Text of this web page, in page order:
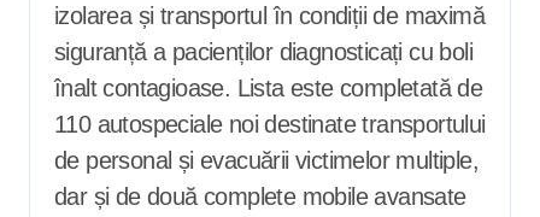
izolarea și transportul în condiții de maximă
siguranță a pacienților diagnosticați cu boli
înalt contagioase. Lista este completată de
110 autospeciale noi destinate transportului
de personal și evacuării victimelor multiple,
dar și de două complete mobile avansate